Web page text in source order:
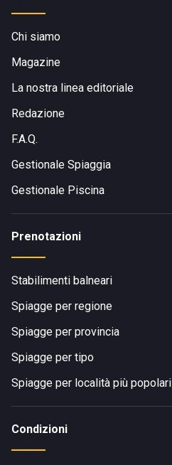
Chi siamo
Magazine
La nostra linea editoriale
Redazione
F.A.Q.
Gestionale Spiaggia
Gestionale Piscina
Prenotazioni
Stabilimenti balneari
Spiagge per regione
Spiagge per provincia
Spiagge per tipo
Spiagge per località più popolari
Condizioni